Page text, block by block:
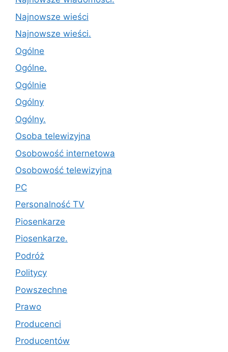
Najnowsze wieści
Najnowsze wieści.
Ogólne
Ogólne.
Ogólnie
Ogólny
Ogólny.
Osoba telewizyjna
Osobowość internetowa
Osobowość telewizyjna
PC
Personalność TV
Piosenkarze
Piosenkarze.
Podróż
Politycy
Powszechne
Prawo
Producenci
Producentów